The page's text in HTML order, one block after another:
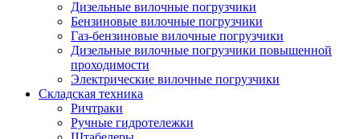
Дизельные вилочные погрузчики
Бензиновые вилочные погрузчики
Газ-бензиновые вилочные погрузчики
Дизельные вилочные погрузчики повышенной
проходимости
Электрические вилочные погрузчики
Складская техника
Ричтраки
Ручные гидротележки